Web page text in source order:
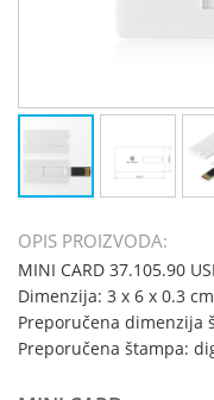
OPIS PROIZVODA:
MINI CARD 37.105.90
Dimenzija: 3 x 6 x 0.3 cm
Preporučena dimenzija
Preporučena štampa: